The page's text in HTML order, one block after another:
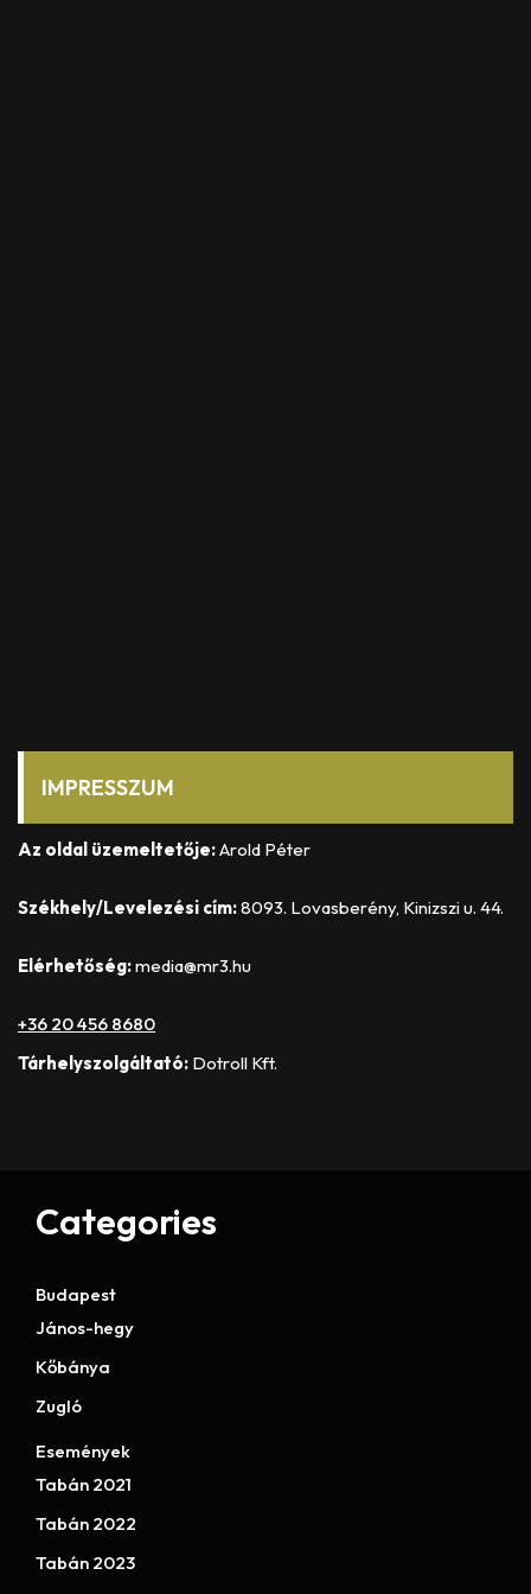
IMPRESSZUM
Az oldal üzemeltetője:Arold Péter
Székhely/Levelezési cím:8093. Lovasberény, Kinizszi u. 44.
Elérhetőség:media@mr3.hu
+36 20 456 8680
Tárhelyszolgáltató: Dotroll Kft.
Categories
Budapest
János-hegy
Kőbánya
Zugló
Események
Tabán 2021
Tabán 2022
Tabán 2023